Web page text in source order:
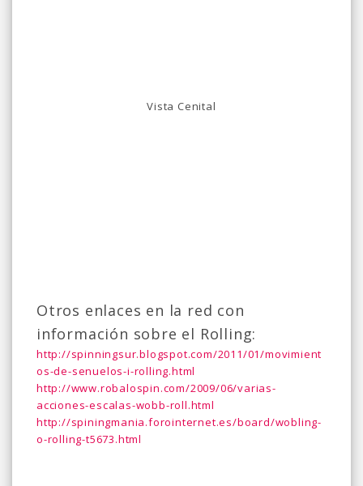
Vista Cenital
Otros enlaces en la red con
información sobre el Rolling:
http://spinningsur.blogspot.com/2011/01/movimient
os-de-senuelos-i-rolling.html
http://www.robalospin.com/2009/06/varias-
acciones-escalas-wobb-roll.html
http://spiningmania.forointernet.es/board/wobling-
o-rolling-t5673.html